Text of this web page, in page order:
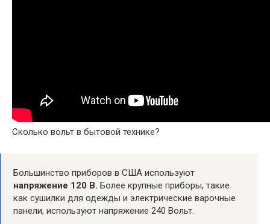
Сколько вольт в бытовой технике?
Большинство приборов в США используют
напряжение 120 В. Более крупные приборы, такие
как сушилки для одежды и электрические варочные
панели, используют напряжение 240 Вольт.